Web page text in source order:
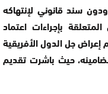
سند قانوني لإنتهاكه
بإجراءات اعتماد
إعراض جل الدول الأفريقية
حيث باشرت تقديم